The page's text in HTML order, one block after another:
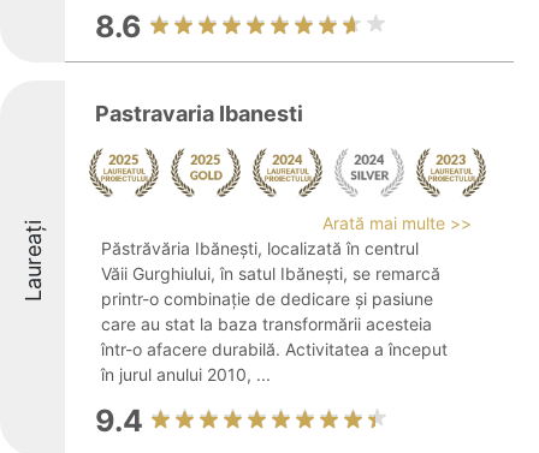
8.6
Laureați
Pastravaria Ibanesti
Arată mai multe >>
Păstrăvăria Ibănești, localizată în centrul
Văii Gurghiului, în satul Ibănești, se remarcă
printr-o combinație de dedicare și pasiune
care au stat la baza transformării acesteia
într-o afacere durabilă. Activitatea a început
în jurul anului 2010, ...
9.4